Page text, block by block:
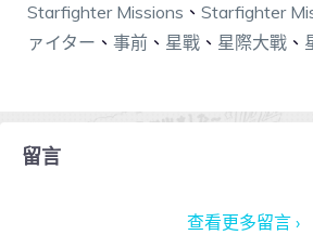
Starfighter Missions 、 Starfighter
ァイター 、 事前 、 星戰 、 星際大戰 、
留言
查看更多留言 ›